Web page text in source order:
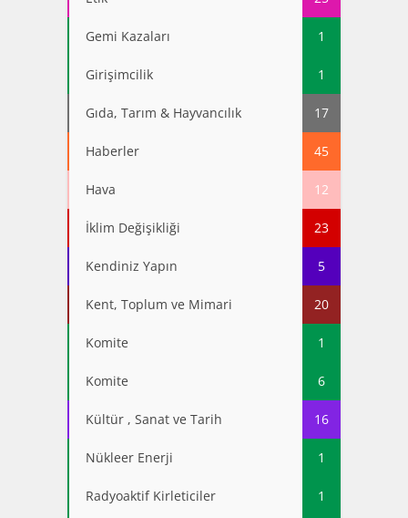
Gemi Kazaları 1
Girişimcilik 1
Gıda, Tarım & Hayvancılık 17
Haberler 45
Hava 12
İklim Değişikliği 23
Kendiniz Yapın 5
Kent, Toplum ve Mimari 20
Komite 1
Komite 6
Kültür , Sanat ve Tarih 16
Nükleer Enerji 1
Radyoaktif Kirleticiler 1